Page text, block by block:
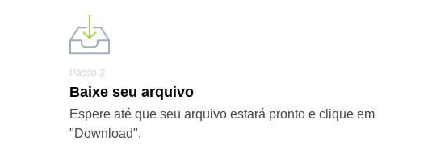
Passo 3
Baixe seu arquivo
Espere até que seu arquivo estará pronto e clique em
"Download".